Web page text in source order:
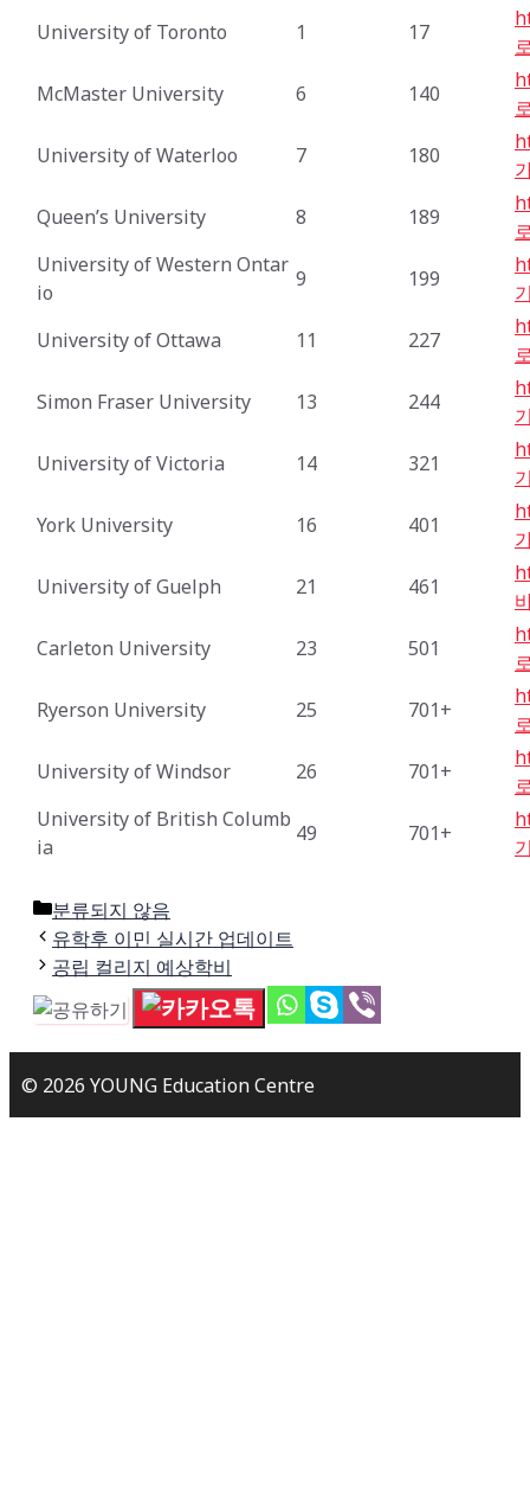
University of Toronto
1 17
McMaster University
6 140
University of Waterloo
7 180
Queen’s University
8 189
University of Western Ontar
io
9 199
University of Ottawa
11 227
Simon Fraser University
13 244
University of Victoria
14 321
York University
16 401
University of Guelph
21 461
Carleton University
23 501
Ryerson University
25 701+
University of Windsor
26 701+
University of British Columb
ia
49 701+
Categories
분류되지 않음
유학후 이민 실시간 업데이트
공립 컬리지 예상학비
© 2026 YOUNG Education Centre